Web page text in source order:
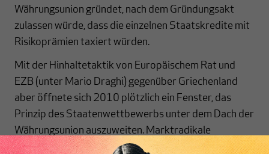
Währungsunion gründet, nach dem Gründungsakt
zulassen würde, dass die einzelnen Staatskredite mit
Risikoprämien taxiert würden.
Mit der Hinhaltetaktik von Europäischem Rat und
EZB (unter Mario Draghi) gegenüber Griechenland
aber öffnete sich 2010 plötzlich ein Fenster, das
Prinzip des Staatenwettbewerbs unter dem Dach der
Währungsunion auszuweiten. Marktradikale
Ökonomen im Kanzleramt konnten beobachten, wie